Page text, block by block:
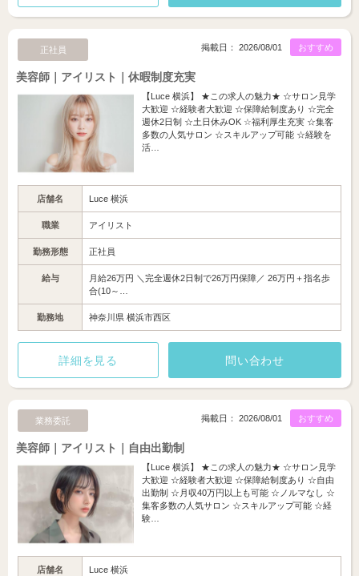
正社員 おすすめ
掲載日： 2026/08/01
美容師｜アイリスト｜休暇制度充実
【Luce 横浜】 ★この求人の魅力★ ☆サロン見学
大歓迎 ☆経験者大歓迎 ☆保障給制度あり ☆完全
週休2日制 ☆土日休みOK ☆福利厚生充実 ☆集客
多数の人気サロン ☆スキルアップ可能 ☆経験を
活…
店舗名 Luce 横浜
職業 アイリスト
勤務形態 正社員
給与
月給26万円 ＼完全週休2日制で26万円保障／ 26万円＋指名歩
合(10～…
勤務地 神奈川県 横浜市西区
詳細を見る 問い合わせ
業務委託 おすすめ
掲載日： 2026/08/01
美容師｜アイリスト｜自由出勤制
【Luce 横浜】 ★この求人の魅力★ ☆サロン見学
大歓迎 ☆経験者大歓迎 ☆保障給制度あり ☆自由
出勤制 ☆月収40万円以上も可能 ☆ノルマなし ☆
集客多数の人気サロン ☆スキルアップ可能 ☆経
験…
店舗名 Luce 横浜